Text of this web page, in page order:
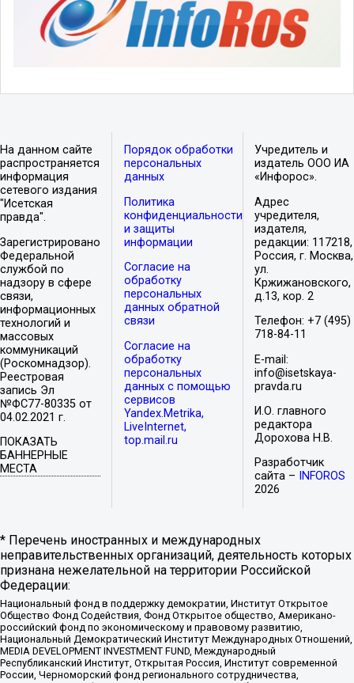
На данном сайте
распространяется
информация
сетевого издания
"Исетская
правда".
Зарегистрировано
Федеральной
службой по
надзору в сфере
связи,
информационных
технологий и
массовых
коммуникаций
(Роскомнадзор).
Реестровая
запись Эл
№ФС77-80335 от
04.02.2021 г.
ПОКАЗАТЬ
БАННЕРНЫЕ
МЕСТА
Порядок обработки
персональных
данных
Политика
конфиденциальности
и защиты
информации
Согласие на
обработку
персональных
данных обратной
связи
Согласие на
обработку
персональных
данных с помощью
сервисов
Yandex.Metrika,
LiveInternet,
top.mail.ru
Учредитель и
издатель ООО ИА
«Инфорос».
Адрес
учредителя,
издателя,
редакции: 117218,
Россия, г. Москва,
ул.
Кржижановского,
д.13, кор. 2
Телефон: +7 (495)
718-84-11
E-mail:
info@isetskaya-
pravda.ru
И.О. главного
редактора
Дорохова Н.В.
Разработчик
сайта –
INFOROS
2026
* Перечень иностранных и международных
неправительственных организаций, деятельность которых
признана нежелательной на территории Российской
Федерации:
Национальный фонд в поддержку демократии, Институт Открытое
Общество Фонд Содействия, Фонд Открытое общество, Американо-
российский фонд по экономическому и правовому развитию,
Национальный Демократический Институт Международных Отношений,
MEDIA DEVELOPMENT INVESTMENT FUND, Международный
Республиканский Институт, Открытая Россия, Институт современной
России, Черноморский фонд регионального сотрудничества,